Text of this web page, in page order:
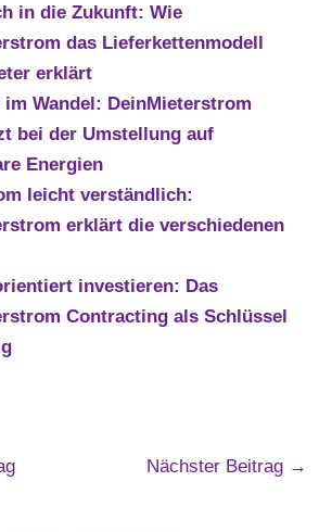
in die Zukunft: Wie
das Lieferkettenmodell
erklärt
im Wandel: DeinMieterstrom
bei der Umstellung auf
Energien
leicht verständlich:
erklärt die verschiedenen
investieren: Das
Contracting als Schlüssel
Nächster Beitrag →